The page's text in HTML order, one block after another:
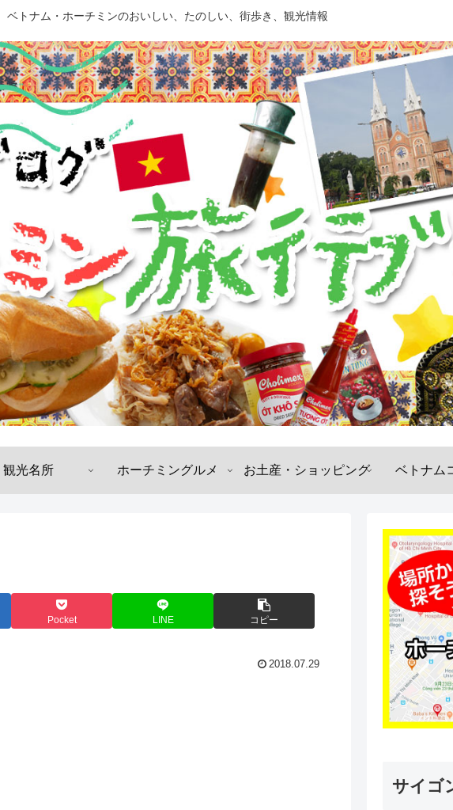
ベトナム・ホーチミンのおいしい、たのしい、街歩き、観光情報
観光名所 ホーチミングルメ お土産・ショッピング ベトナム
Pocket LINE コピー
2018.07.29
サイゴ